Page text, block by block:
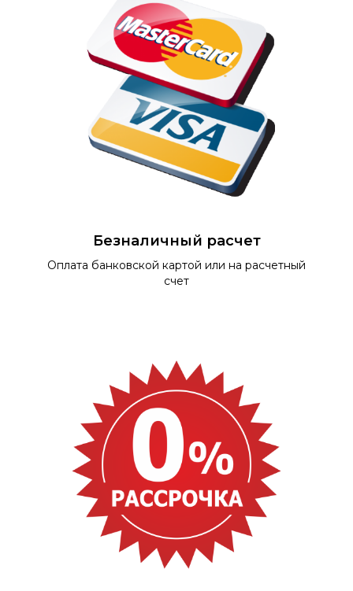
Безналичный расчет
Оплата банковской картой или на расчетный
счет